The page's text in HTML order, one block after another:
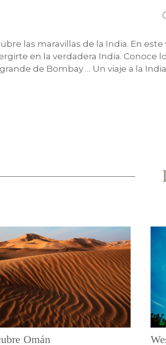
las maravillas de la India. En
en la verdadera India. Conoce
de Bombay … Un viaje a la
Omán